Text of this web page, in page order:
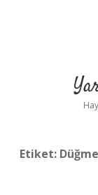
Etiket: